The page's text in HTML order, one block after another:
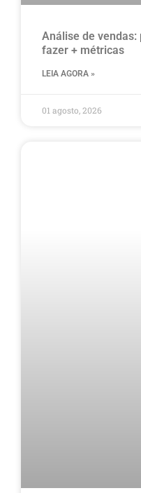
Análise de vendas:
fazer + métricas
LEIA AGORA »
01 agosto, 2026